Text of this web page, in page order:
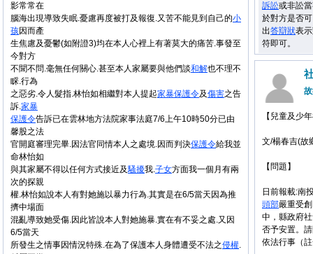
影常常在
腦海出現導致失眠.憂慮再度被打及報復.又苦不能見到自己的小
孩因而產
生焦慮及憂鬱(如附證3)均在本人心裡上有著莫大的痛苦.事發至
今對方
不聞不問.毫無任何關心.甚至本人家屬要與他們談和解也不理不
睬.行為
之惡劣.令人髮指.林怡如相繼對本人提起家暴保護令及傷害之告
訴.家暴
保護令告訴已在雲林地方法院家事法庭7/6上午10時50分已由
馨股之法
官開庭審理完畢.因法官同情本人之處境.因而判決保護令給我並
命林怡如
與其家屬不得以任何方式接近及騷擾我.子女方面我一個月有兩
次的探親
權.林怡如說本人有對她施以暴力行為.其實是在6/5當天因為推
擠中場面
混亂導致她受傷.因此皆說本人對她施暴.實在有不妥之處.又因
6/5當天
所發生之情事因情況特殊.在為了保護本人身體遭受不法之侵權.
訴訟或非訟
於對方是否
出答辯狀表
符即可。
【兒童及少
文/楊春吉(故
【問題】
日前報載:南
頭部嚴重受
中，縣政府
否予安置。
依法行事（